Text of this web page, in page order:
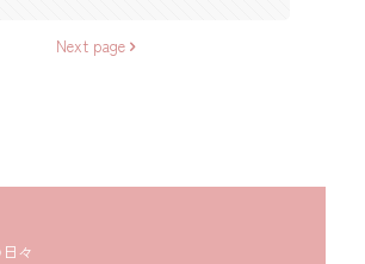
Next page
々